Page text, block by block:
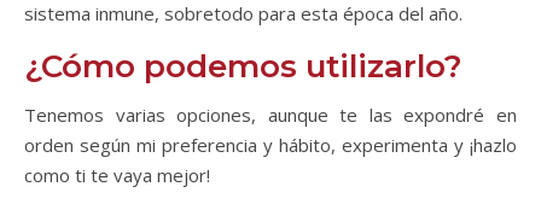
sistema inmune, sobretodo para esta época del año.
¿Cómo podemos utilizarlo?
Tenemos varias opciones, aunque te las expondré en
orden según mi preferencia y hábito, experimenta y ¡hazlo
como ti te vaya mejor!